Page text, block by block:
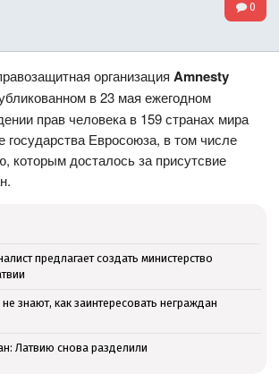
0
организацияAmnesty
в 23 мая ежегодном
прав человека в 159 странах мира
государства Евросоюза, в том числе
которым досталось за присутсвие
предлагает создать министерство
знают, как заинтересовать неграждан
Латвию снова разделили